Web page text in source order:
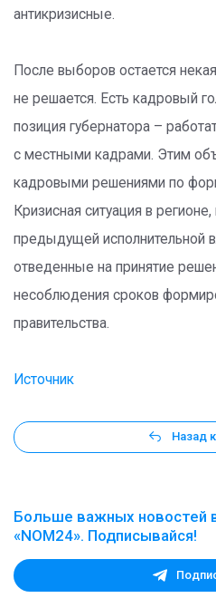
антикризисные.
После выборов остается
не решается. Есть кадровый
позиция губернатора –
с местными кадрами. Этим
кадровыми решениями по
Кризисная ситуация в
предыдущей исполнительной
отведенные на принятие
несоблюдения сроков
правительства.
Источник
Назад
Больше важных новостей
«NOM24». Подписывайся!